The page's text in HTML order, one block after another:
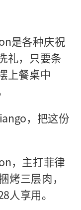
是各种庆祝
礼，只要条
上餐桌中
，把这份
，主打菲律
烤三层肉，
人享用。